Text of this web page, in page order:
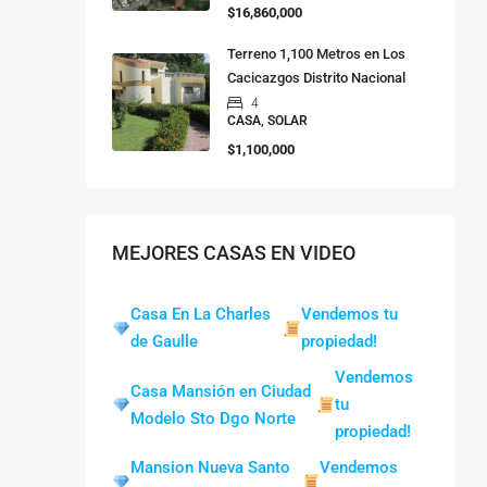
$16,860,000
Terreno 1,100 Metros en Los
Cacicazgos Distrito Nacional
4
CASA, SOLAR
$1,100,000
MEJORES CASAS EN VIDEO
Casa En La Charles
de Gaulle
Vendemos tu
propiedad!
Casa Mansión en Ciudad
Modelo Sto Dgo Norte
Vendemos
tu
propiedad!
Mansion Nueva Santo
Vendemos